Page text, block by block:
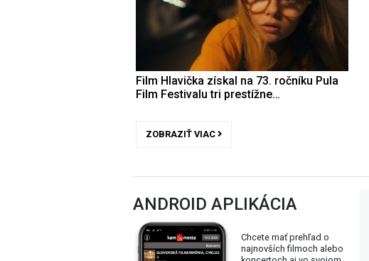
Film Hlavička získal na 73. ročníku Pula
Film Festivalu tri prestížne…
ZOBRAZIŤ VIAC
ANDROID APLIKÁCIA
Chcete mať prehľad o
najnovších filmoch alebo